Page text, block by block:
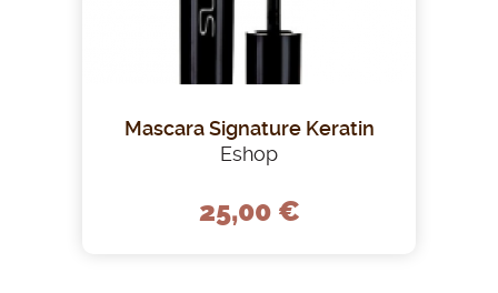
Mascara Signature Keratin
Eshop
25,00 €